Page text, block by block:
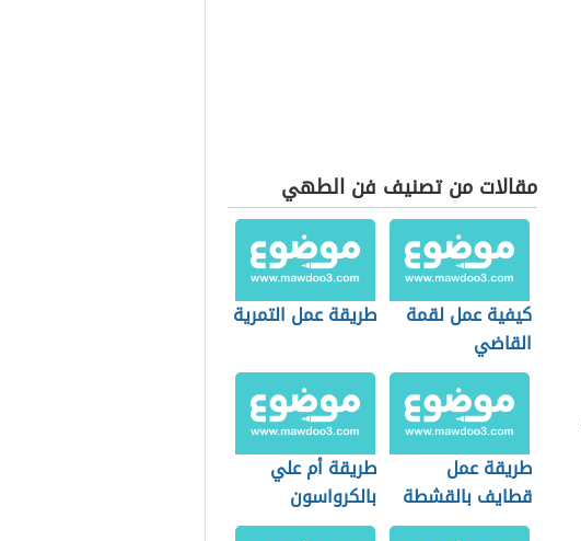
مقالات من تصنيف فن الطهي
كيفية عمل لقمة
القاضي
طريقة عمل التمرية
طريقة عمل
قطايف بالقشطة
طريقة أم علي
بالكرواسون